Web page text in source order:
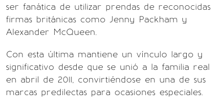
ser fanática de utilizar prendas de reconocidas
firmas británicas como Jenny Packham y
Alexander McQueen.
Con esta última mantiene un vínculo largo y
significativo desde que se unió a la familia real
en abril de 2011, convirtiéndose en una de sus
marcas predilectas para ocasiones especiales.